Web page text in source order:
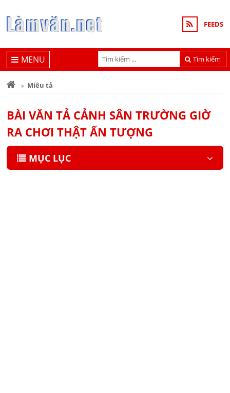
FEEDS
Tìm kiếm
MENU
Miêu tả
BÀI VĂN TẢ CẢNH SÂN TRƯỜNG GIỜ
RA CHƠI THẬT ẤN TƯỢNG
MỤC LỤC